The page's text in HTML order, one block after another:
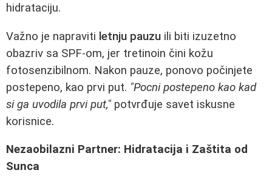
hidrataciju.
Važno je napraviti letnju pauzu ili biti izuzetno
obazriv sa SPF-om, jer tretinoin čini kožu
fotosenzibilnom. Nakon pauze, ponovo počinjete
postepeno, kao prvi put. "Pocni postepeno kao kad
si ga uvodila prvi put," potvrđuje savet iskusne
korisnice.
Nezaobilazni Partner: Hidratacija i Zaštita od
Sunca